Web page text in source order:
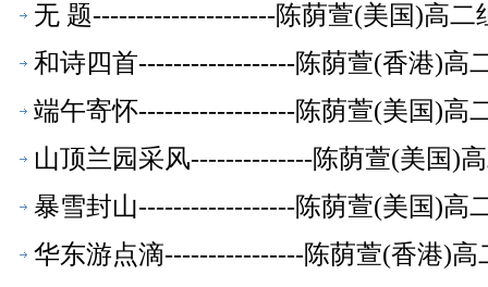
无 题---------------------陈荫萱(美国)高二
和诗四首------------------陈荫萱(香港)高
端午寄怀------------------陈荫萱(美国)高
山顶兰园采风--------------陈荫萱(美国)
暴雪封山------------------陈荫萱(美国)高
华东游点滴----------------陈荫萱(香港)高